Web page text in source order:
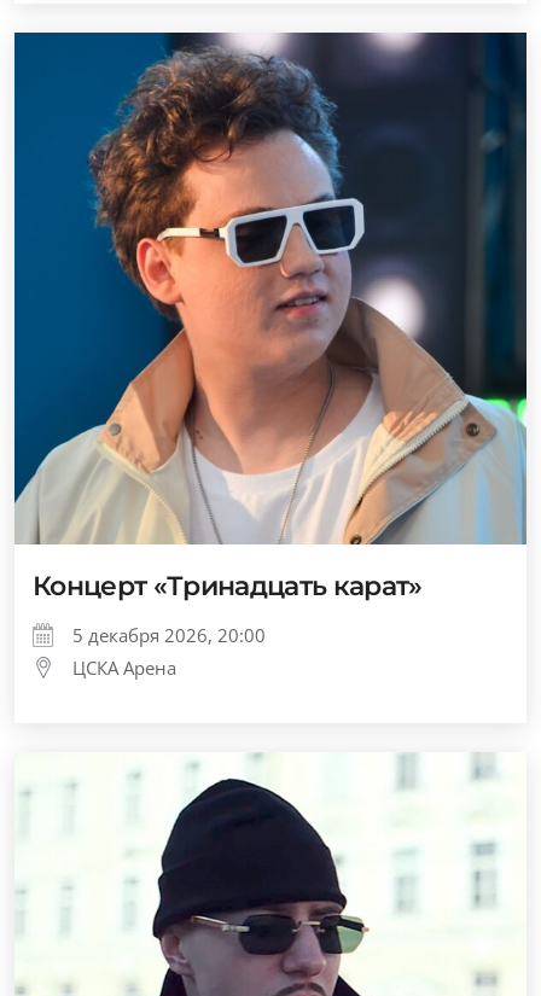
Концерт «Тринадцать карат»
5 декабря 2026, 20:00
ЦСКА Арена